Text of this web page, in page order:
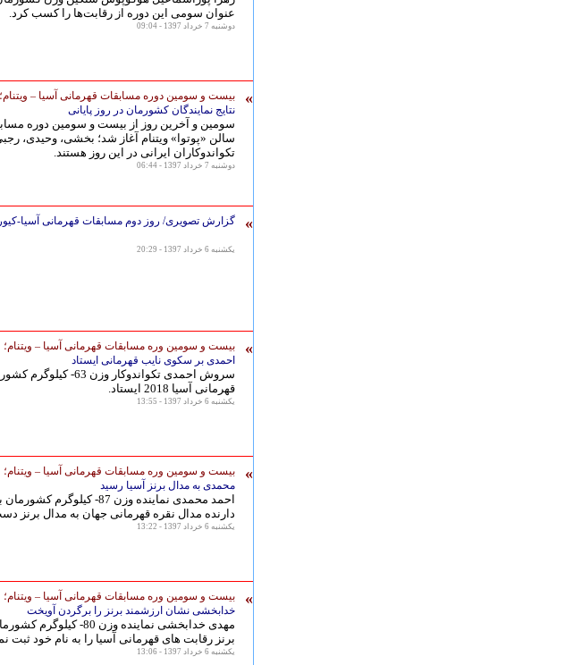
عنوان سومی این دوره از رقابت‌ها را کسب کرد.
دوشنبه 7 خرداد 1397 - 09:04
»
بیست و سومین دوره مسابقات قهرمانی آسیا – ویتنام؛
نتایج نمایندگان کشورمان در روز پایانی
سالن «پوتوا» ویتنام آغاز شد؛ بخشی، وحیدی،
تکواندوکاران ایرانی در این روز هستند.
دوشنبه 7 خرداد 1397 - 06:44
» گزارش تصویری/ روز دوم مسابقات قهرمانی آسیا-
يكشنبه 6 خرداد 1397 - 20:29
»
بیست و سومین وره مسابقات قهرمانی آسیا – ویتنام؛
احمدی بر سکوی نایب قهرمانی ایستاد
قهرمانی آسیا 2018 ایستاد.
يكشنبه 6 خرداد 1397 - 13:55
»
بیست و سومین وره مسابقات قهرمانی آسیا – ویتنام؛
محمدی به مدال برنز آسیا رسید
احمد محمدی نماینده وزن 87-
دارنده مدال نقره قهرمانی جهان به مدال برنز
يكشنبه 6 خرداد 1397 - 13:22
»
بیست و سومین وره مسابقات قهرمانی آسیا – ویتنام؛
خدابخشی نشان ارزشمند برنز را برگردن آویخت
مهدی خدابخشی نماینده
برنز رقابت های قهرمانی آسیا را به نام خود ثبت
يكشنبه 6 خرداد 1397 - 13:06